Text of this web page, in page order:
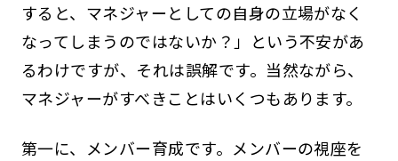
すると、マネジャーとしての自身の立場がなく
なってしまうのではないか？」という不安があ
るわけですが、それは誤解です。当然ながら、
マネジャーがすべきことはいくつもあります。
第一に、メンバー育成です。メンバーの視座を